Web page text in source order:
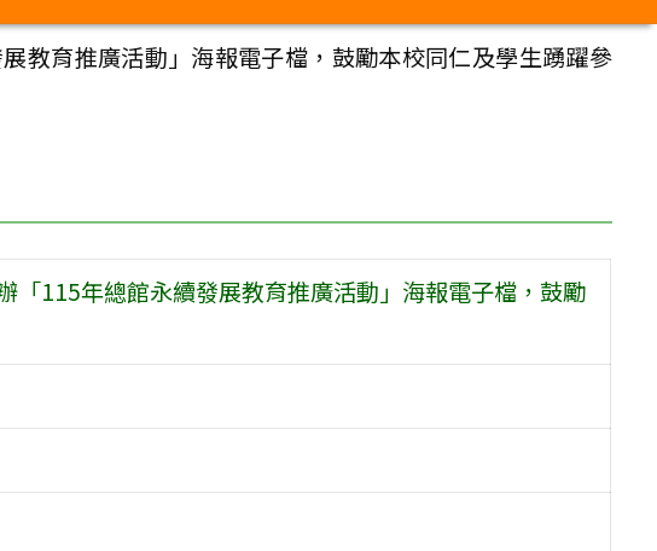
教育推廣活動」海報電子檔，鼓勵本校同仁及學生踴躍參
「115年總館永續發展教育推廣活動」海報電子檔，鼓勵